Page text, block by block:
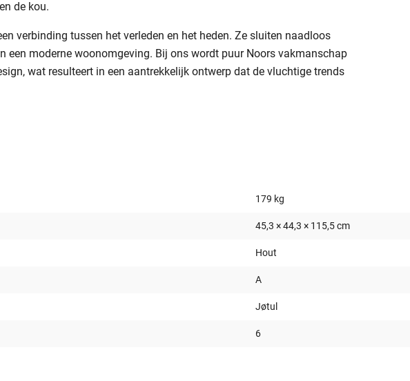
de kou.
verbinding tussen het verleden en het heden. Ze sluiten naadloos
een moderne woonomgeving. Bij ons wordt puur Noors vakmanschap
wat resulteert in een aantrekkelijk ontwerp dat de vluchtige trends
179 kg
45,3 × 44,3 × 115,5 cm
Hout
A
Jøtul
6